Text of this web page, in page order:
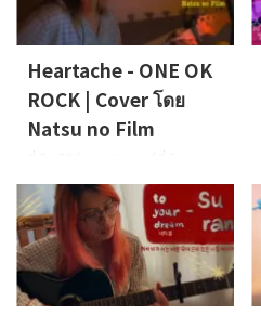
Heartache - ONE OK
ROCK | Cover โดย
Natsu no Film
นี่คือซีรีส์เพลงคัฟเวอร์ที่นำเสนอ
Leon นักร้องของ Natsu no Film
ที่ถ่ายทอดเพลงที่เธอชื่นชอบหรือ
เพลงที่เพิ่งดึงดูดความสนใจของ
เธอ บันทึกเสียงจากห้องนอนของ
เธอโดยตรงครั้งนี้ เธอคัฟเวอร์
เพลง “Heartache” ของ ONE OK